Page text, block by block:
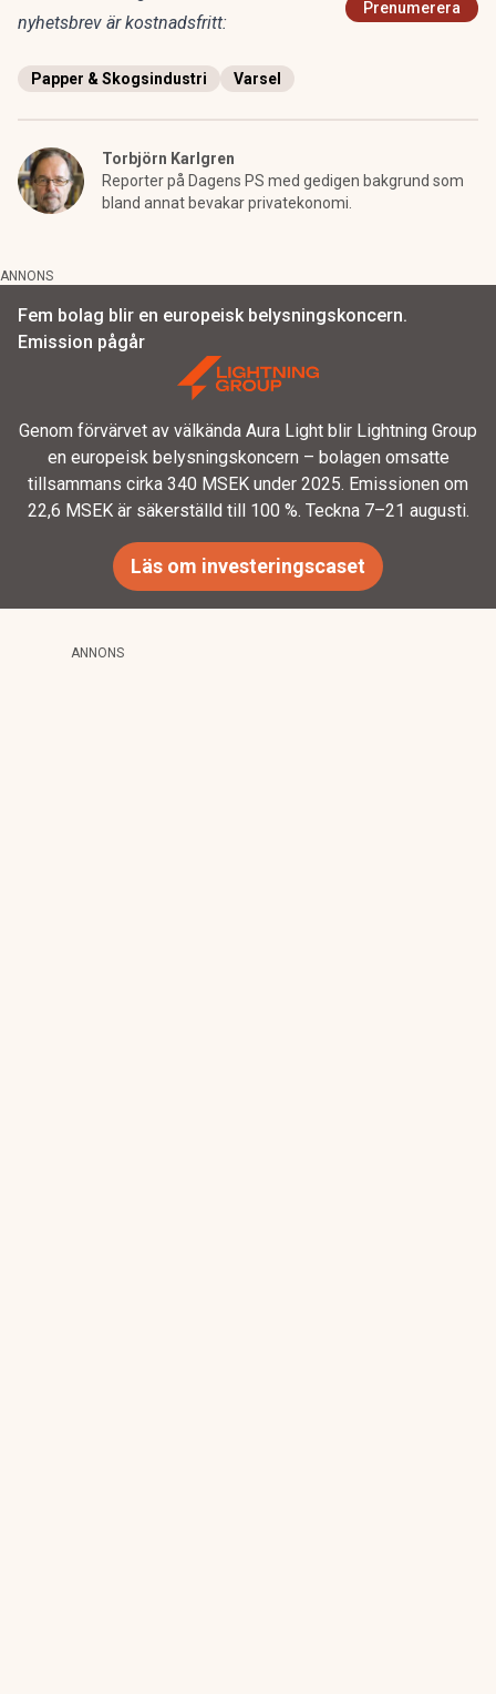
nyhetsbrev är kostnadsfritt:
Prenumerera
Papper & Skogsindustri Varsel
Torbjörn Karlgren
Reporter på Dagens PS med gedigen bakgrund som
bland annat bevakar privatekonomi.
ANNONS
Fem bolag blir en europeisk belysningskoncern.
Emission pågår
Genom förvärvet av välkända Aura Light blir Lightning Group
en europeisk belysningskoncern – bolagen omsatte
tillsammans cirka 340 MSEK under 2025. Emissionen om
22,6 MSEK är säkerställd till 100 %. Teckna 7–21 augusti.
Läs om investeringscaset
ANNONS